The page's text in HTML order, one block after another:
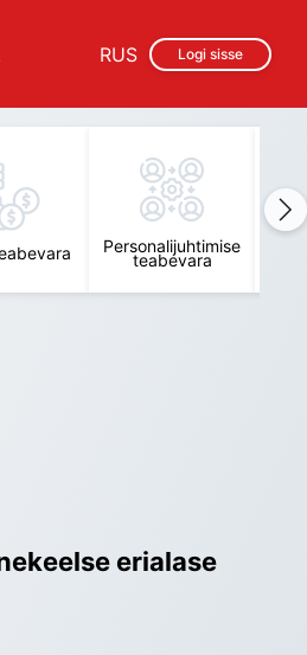
Logi sisse
RUS
Personalijuhtimise
teabevara
erialase